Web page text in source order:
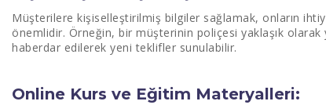
Müşterilere kişiselleştirilmiş bilgiler sağlamak, onların
önemlidir. Örneğin, bir müşterinin poliçesi yaklaşık
haberdar edilerek yeni teklifler sunulabilir.
Online Kurs ve Eğitim Materyalleri: